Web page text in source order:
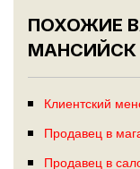
ПОХОЖИЕ
МАНСИЙСК
Клиентский
Продавец в
Продавец в